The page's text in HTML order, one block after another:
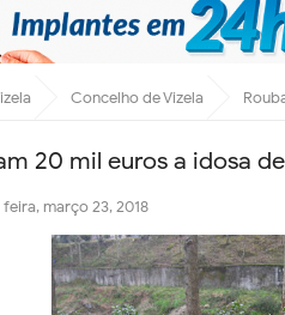
Concelho de Vizela
20 mil euros a idosa
março 23, 2018